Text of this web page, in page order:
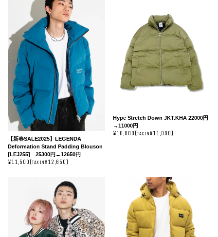
【新春SALE2025】LEGENDA
Deformation Stand Padding Blouson
[LEJ255] 25300円→12650円
¥11,500(TAX IN¥12,650)
Hype Stretch Down JKT.KHA 22000円
→11000円
¥10,000(TAX IN¥11,000)